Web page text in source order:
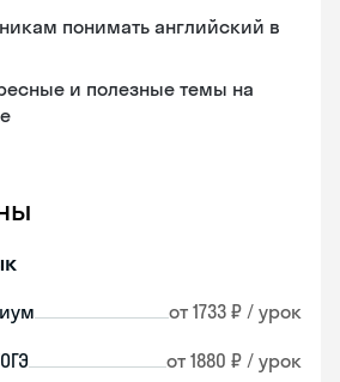
понимать английский в
и полезные темы на
от 1733 ₽ / урок
от 1880 ₽ / урок